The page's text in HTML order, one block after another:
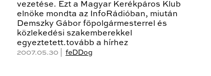
vezetése. Ezt a Magyar Kerékpáros Klub
elnöke mondta az InfoRádióban, miután
Demszky Gábor főpolgármesterrel és
közlekedési szakemberekkel
egyeztetett.tovább a hírhez
2007.05.30 | feDDog